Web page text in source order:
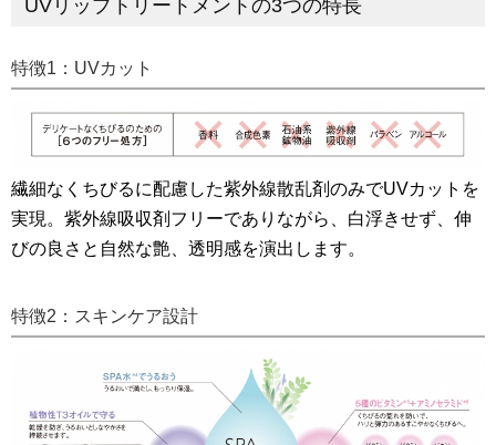
UVリップトリートメントの3つの特長
特徴1：UVカット
繊細なくちびるに配慮した紫外線散乱剤のみでUVカットを
実現。紫外線吸収剤フリーでありながら、白浮きせず、伸
びの良さと自然な艶、透明感を演出します。
特徴2：スキンケア設計